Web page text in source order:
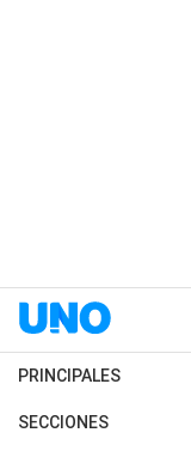
PRINCIPALES
Últimas Noticias
SECCIONES